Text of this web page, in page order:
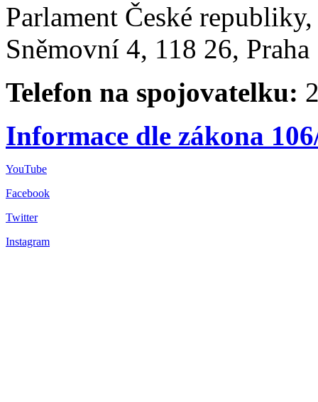
Parlament České
Sněmovní 4, 118 26,
Telefon na spojovatelku:
Informace dle zákona
YouTube
Facebook
Twitter
Instagram